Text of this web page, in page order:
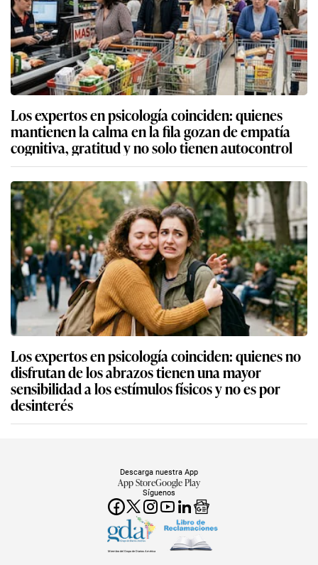
Los expertos en psicología coinciden: quienes
mantienen la calma en la fila gozan de empatía
cognitiva, gratitud y no solo tienen autocontrol
Los expertos en psicología coinciden: quienes no
disfrutan de los abrazos tienen una mayor
sensibilidad a los estímulos físicos y no es por
desinterés
Síguenos
Descarga nuestra App
App StoreGoogle Play
Miembro del Grupo de Diarios América